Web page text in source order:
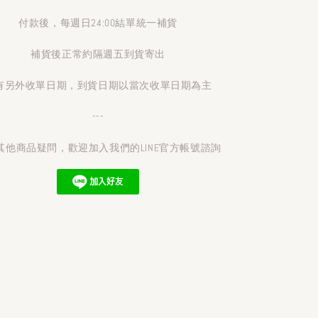
付款後，每週日24:00結單統一補貨
補貨後正常約隔週五到貨寄出
另外收單日期，到貨日期以當次收單日期為主
---
他商品疑問，歡迎加入我們的LINE官方帳號諮詢